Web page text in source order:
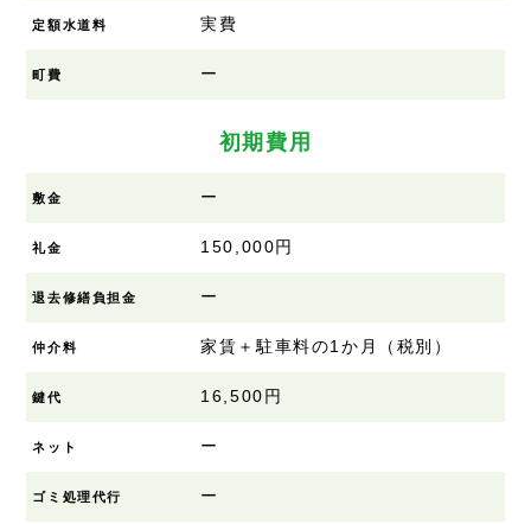
定額水道料 実費
町費 ー
初期費用
敷金 ー
礼金 150,000円
退去修繕負担金 ー
仲介料 家賃＋駐車料の1か月（税別）
鍵代 16,500円
ネット ー
ゴミ処理代行 ー